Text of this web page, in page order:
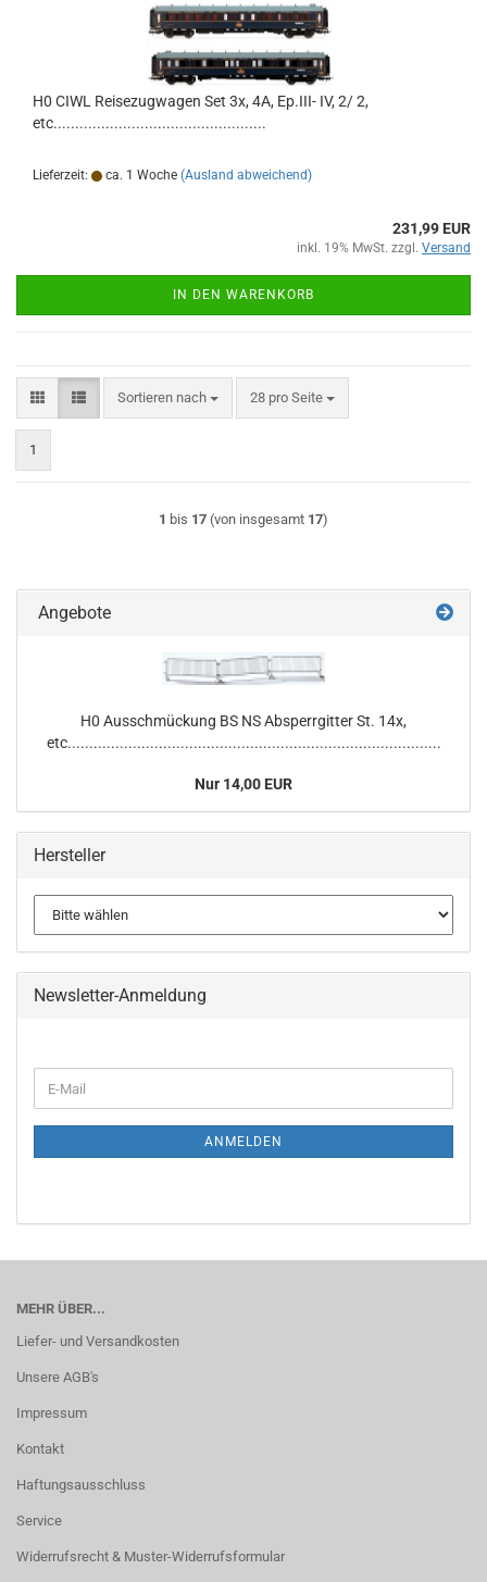
H0 CIWL Reisezugwagen Set 3x, 4A, Ep.III- IV, 2/ 2,
etc.................................................
Lieferzeit: ca. 1 Woche (Ausland abweichend)
231,99 EUR
inkl. 19% MwSt. zzgl. Versand
IN DEN WARENKORB
Sortieren nach
Sortieren nach 28 pro Seite
pro Seite
1
1 bis 17 (von insgesamt 17)
Angebote
H0 Ausschmückung BS NS Absperrgitter St. 14x,
etc......................................................................................
Nur 14,00 EUR
Hersteller
Newsletter-Anmeldung
ZUR
E-
Mail
ANMELDEN
MEHR ÜBER...
Liefer- und Versandkosten
Unsere AGB's
Impressum
Kontakt
Haftungsausschluss
Service
Widerrufsrecht & Muster-Widerrufsformular